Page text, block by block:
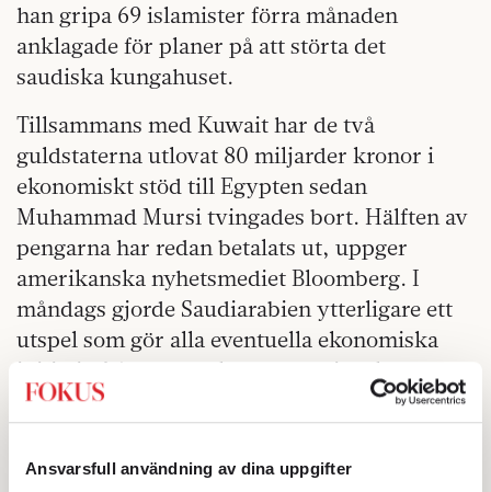
Ansvarsfull användning av dina uppgifter
han gripa 69 islamister förra månaden
anklagade för planer på att störta det
saudiska kungahuset.
Tillsammans med Kuwait har de två
guldstaterna utlovat 80 miljarder kronor i
ekonomiskt stöd till Egypten sedan
Muhammad Mursi tvingades bort. Hälften av
pengarna har redan betalats ut, uppger
amerikanska nyhetsmediet Bloomberg. I
måndags gjorde Saudiarabien ytterligare ett
utspel som gör alla eventuella ekonomiska
initiativ från västmakterna meningslösa:
varje dollar som USA och EU drar tillbaka
från Egypten kommer oljestaten att täcka
upp.